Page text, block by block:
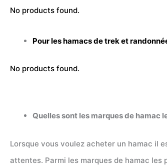
No products found.
Pour les hamacs detreket
No products found.
Quelles sont les marques de hamac
Lorsque vous voulez acheter un hamac il
attentes. Parmi les marques de hamac les